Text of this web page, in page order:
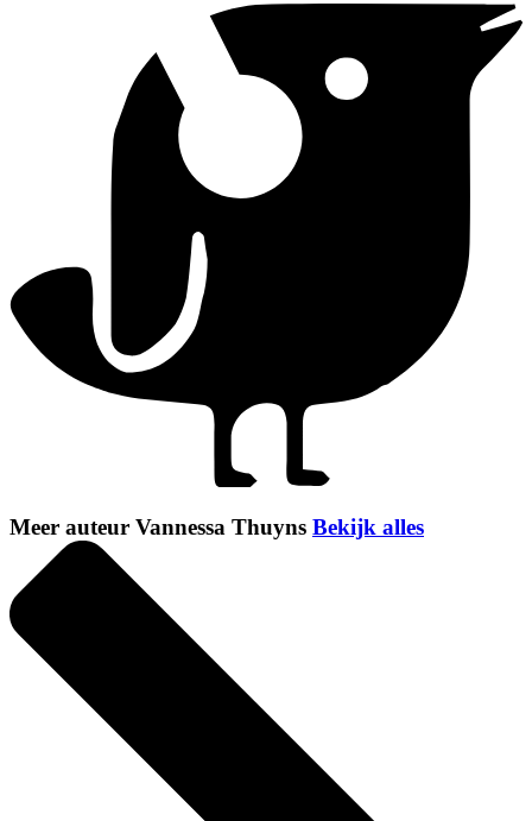
Meer auteur Vannessa Thuyns Bekijk alles